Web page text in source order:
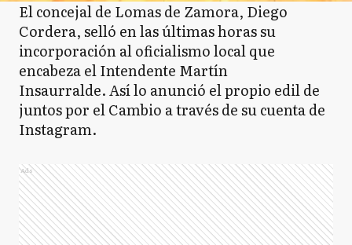
El concejal de Lomas de Zamora, Diego
Cordera, selló en las últimas horas su
incorporación al oficialismo local que
encabeza el Intendente Martín
Insaurralde. Así lo anunció el propio edil de
juntos por el Cambio a través de su cuenta de
Instagram.
Ads